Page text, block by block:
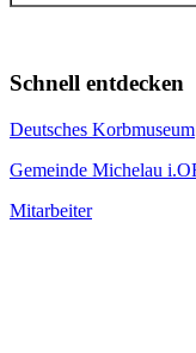
Schnell entdecken
Deutsches Korbmuseum
Gemeinde Michelau
Mitarbeiter